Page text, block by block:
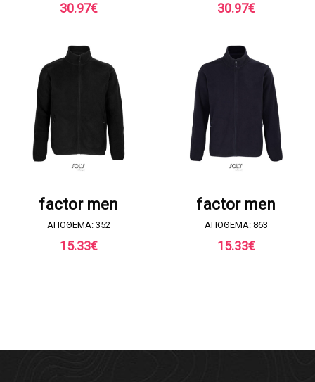
30.97€ 30.97€
factor men
ΑΠΟΘΕΜΑ: 352
15.33€
factor men
ΑΠΟΘΕΜΑ: 863
15.33€